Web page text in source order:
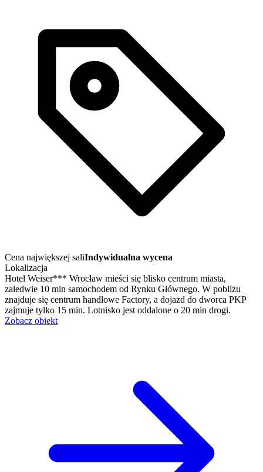
Cena największej saliIndywidualna wycena
Lokalizacja
Hotel Weiser*** Wrocław mieści się blisko centrum miasta,
zaledwie 10 min samochodem od Rynku Głównego. W pobliżu
znajduje się centrum handlowe Factory, a dojazd do dworca PKP
zajmuje tylko 15 min. Lotnisko jest oddalone o 20 min drogi.
Zobacz obiekt